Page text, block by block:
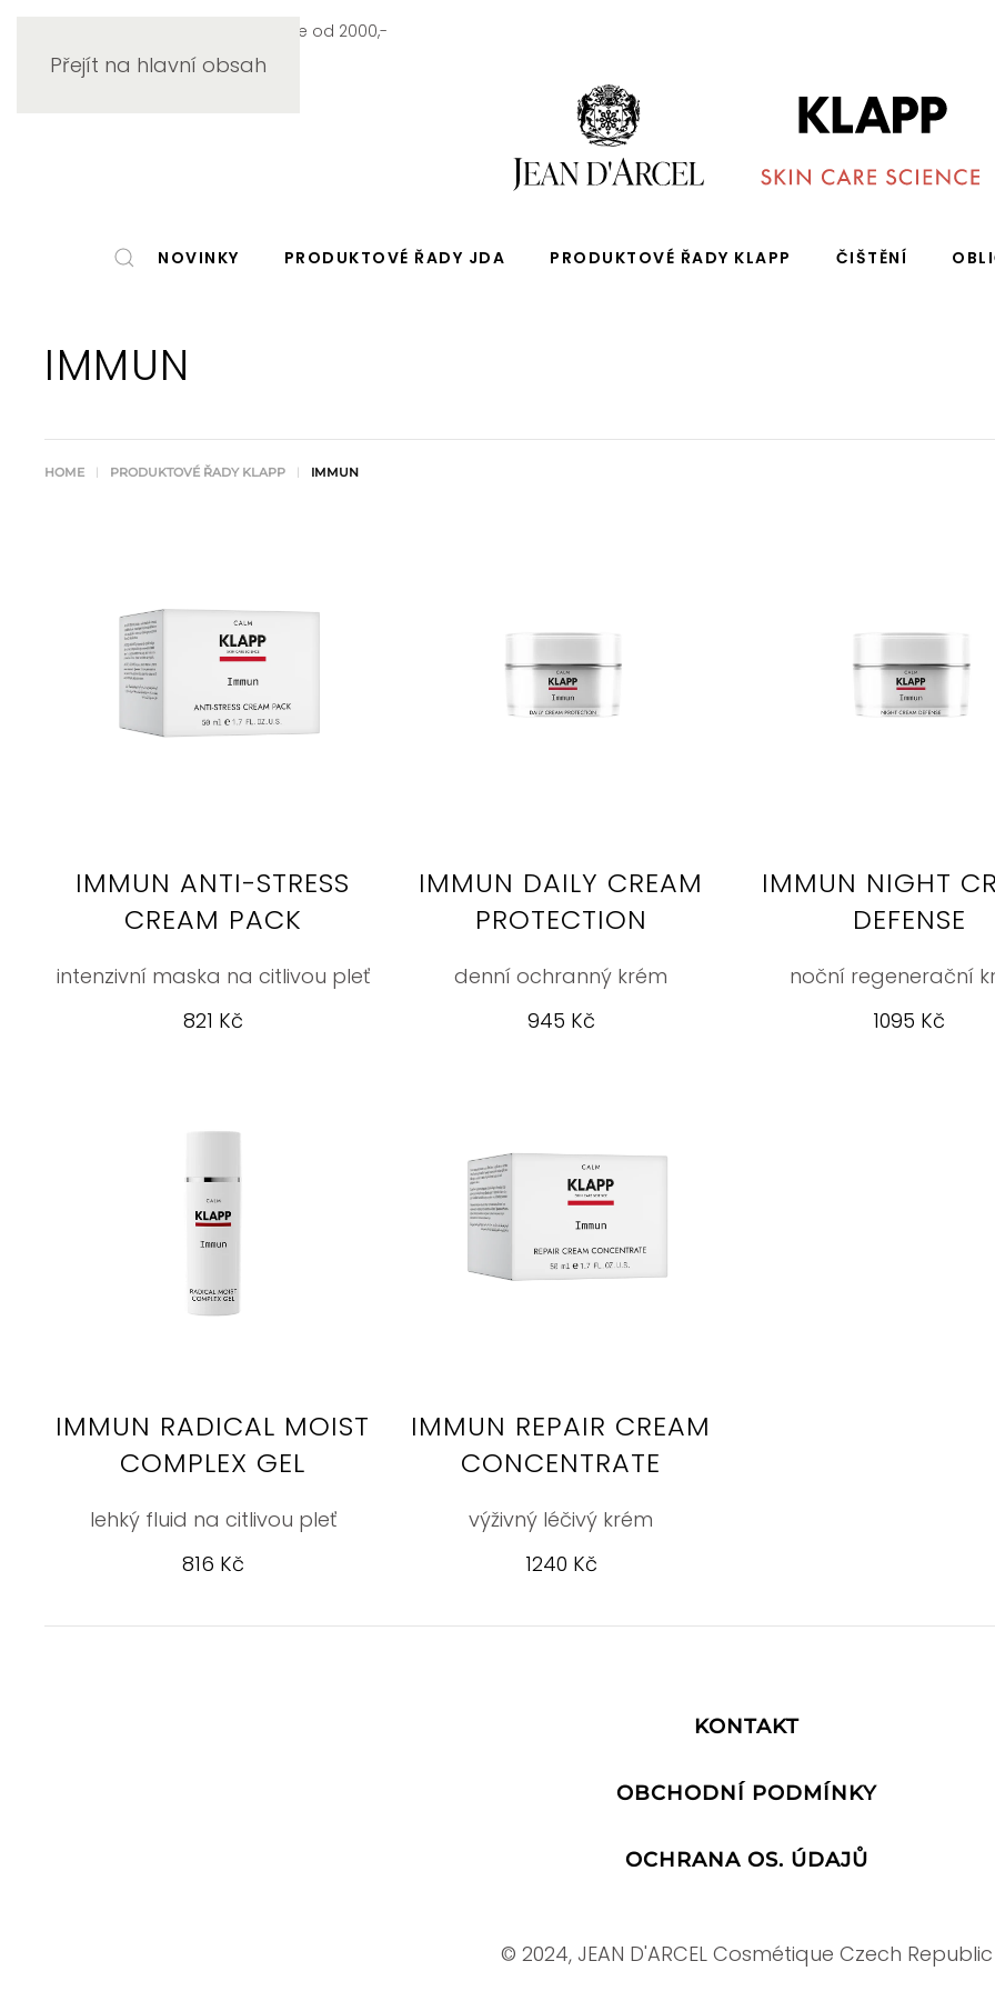
Přejít na hlavní obsah
Doprava zdarma při objednávce od 2000,-
NOVINKY PRODUKTOVÉ ŘADY JDA PRODUKTOVÉ ŘADY KLAPP ČIŠTĚNÍ
IMMUN
HOME PRODUKTOVÉ ŘADY KLAPP IMMUN
IMMUN ANTI-STRESS
CREAM PACK
intenzivní maska na citlivou pleť
821 Kč
IMMUN DAILY CREAM
PROTECTION
denní ochranný krém
945 Kč
IMMUN NIGHT
DEFENSE
noční regenerační
1095 Kč
IMMUN RADICAL MOIST
COMPLEX GEL
lehký fluid na citlivou pleť
816 Kč
IMMUN REPAIR CREAM
CONCENTRATE
výživný léčivý krém
1240 Kč
KONTAKT
OBCHODNÍ PODMÍNKY
OCHRANA OS. ÚDAJŮ
© 2024, JEAN D'ARCEL Cosmétique Czech Republic